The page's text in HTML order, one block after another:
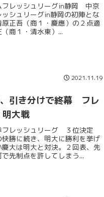
フレッシュリーグin静岡 中京
シュリーグin静岡の初陣とな
正吾（商１・慶應）の２点適
商１・清水東）...
2021.11.19
、引き分けで終幕 フレ
明大戦
フレッシュリーグ ３位決定
勝に続き、明大に勝利を挙げ
大は明大と対決。２回表、先
先制点を許してしまう...